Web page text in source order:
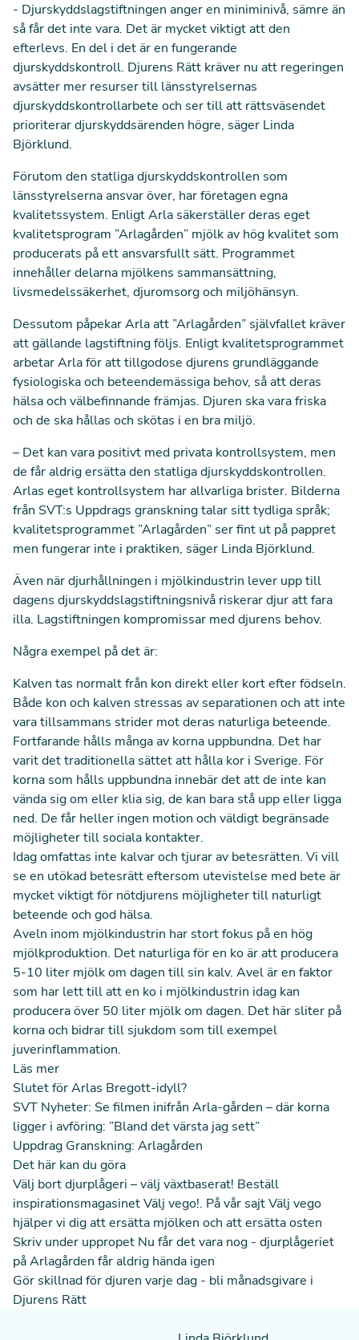
- Djurskyddslagstiftningen anger en miniminivå, sämre än
så får det inte vara. Det är mycket viktigt att den
efterlevs. En del i det är en fungerande
djurskyddskontroll. Djurens Rätt kräver nu att regeringen
avsätter mer resurser till länsstyrelsernas
djurskyddskontrollarbete och ser till att rättsväsendet
prioriterar djurskyddsärenden högre, säger Linda
Björklund.
Förutom den statliga djurskyddskontrollen som
länsstyrelserna ansvar över, har företagen egna
kvalitetssystem. Enligt Arla säkerställer deras eget
kvalitetsprogram ”Arlagården” mjölk av hög kvalitet som
producerats på ett ansvarsfullt sätt. Programmet
innehåller delarna mjölkens sammansättning,
livsmedelssäkerhet, djuromsorg och miljöhänsyn.
Dessutom påpekar Arla att ”Arlagården” självfallet kräver
att gällande lagstiftning följs. Enligt kvalitetsprogrammet
arbetar Arla för att tillgodose djurens grundläggande
fysiologiska och beteendemässiga behov, så att deras
hälsa och välbefinnande främjas. Djuren ska vara friska
och de ska hållas och skötas i en bra miljö.
– Det kan vara positivt med privata kontrollsystem, men
de får aldrig ersätta den statliga djurskyddskontrollen.
Arlas eget kontrollsystem har allvarliga brister. Bilderna
från SVT:s Uppdrags granskning talar sitt tydliga språk;
kvalitetsprogrammet ”Arlagården” ser fint ut på pappret
men fungerar inte i praktiken, säger Linda Björklund.
Även när djurhållningen i mjölkindustrin lever upp till
dagens djurskyddslagstiftningsnivå riskerar djur att fara
illa. Lagstiftningen kompromissar med djurens behov.
Några exempel på det är:
Kalven tas normalt från kon direkt eller kort efter födseln.
Både kon och kalven stressas av separationen och att inte
vara tillsammans strider mot deras naturliga beteende.
Fortfarande hålls många av korna uppbundna. Det har
varit det traditionella sättet att hålla kor i Sverige. För
korna som hålls uppbundna innebär det att de inte kan
vända sig om eller klia sig, de kan bara stå upp eller ligga
ned. De får heller ingen motion och väldigt begränsade
möjligheter till sociala kontakter.
Idag omfattas inte kalvar och tjurar av betesrätten. Vi vill
se en utökad betesrätt eftersom utevistelse med bete är
mycket viktigt för nötdjurens möjligheter till naturligt
beteende och god hälsa.
Aveln inom mjölkindustrin har stort fokus på en hög
mjölkproduktion. Det naturliga för en ko är att producera
5-10 liter mjölk om dagen till sin kalv. Avel är en faktor
som har lett till att en ko i mjölkindustrin idag kan
producera över 50 liter mjölk om dagen. Det här sliter på
korna och bidrar till sjukdom som till exempel
juverinflammation.
Läs mer
Slutet för Arlas Bregott-idyll?
SVT Nyheter: Se filmen inifrån Arla-gården – där korna
ligger i avföring: ”Bland det värsta jag sett”
Uppdrag Granskning: Arlagården
Det här kan du göra
Välj bort djurplågeri – välj växtbaserat! Beställ
inspirationsmagasinet Välj vego!. På vår sajt Välj vego
hjälper vi dig attersätta mjölken och attersätta osten
Skriv under uppropet Nu får det vara nog - djurplågeriet
på Arlagården får aldrig hända igen
Gör skillnad för djuren varje dag - bli månadsgivare i
Djurens Rätt